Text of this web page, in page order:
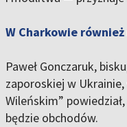
W Charkowie
Paweł Gonczaruk,
zaporoskiej w
Wileńskim”
będzie obchodów.